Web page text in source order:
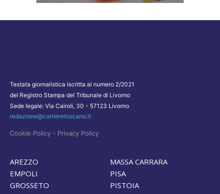
Testata giornalistica iscritta al numero 2/2021
del Registro Stampa del Tribunale di Livorno
Sede legale: Via Cairoli, 30 - 57123 Livorno
redazione@corrieretoscano.it
Cookie Policy - Privacy Policy
AREZZO
EMPOLI
GROSSETO
MASSA CARRARA
PISA
PISTOIA